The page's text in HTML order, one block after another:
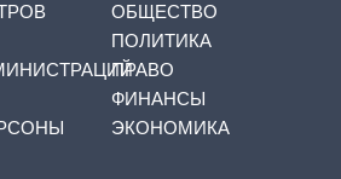
ОБЩЕСТВО
ПОЛИТИКА
ПРАВО
ФИНАНСЫ
ЭКОНОМИКА